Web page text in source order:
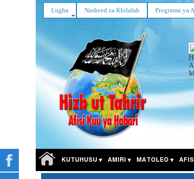
Lugha Nasheed za Khilafah Programu ya
KUTUHUSU AMIRI MATOLEO